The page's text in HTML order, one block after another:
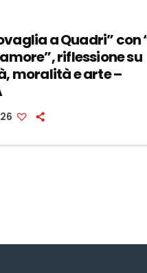
a Quadri” con
riflessione su
moralità e arte –